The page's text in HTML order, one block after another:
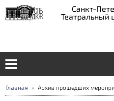
Санкт-
Театральный
Главная Архив прошедших